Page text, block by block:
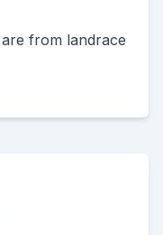
from landrace